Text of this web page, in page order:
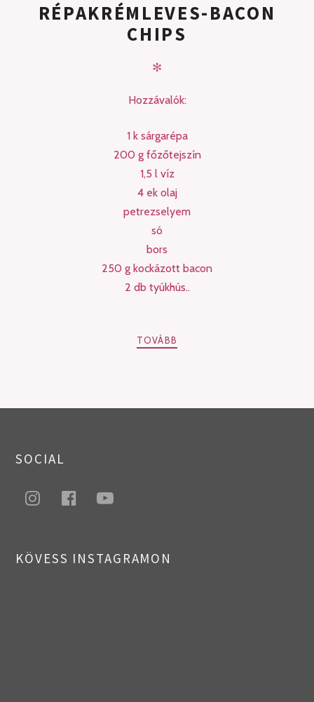
RÉPAKRÉMLEVES-BACON
CHIPS
✻
Hozzávalók:
1 k sárgarépa
200 g főzőtejszín
1,5 l víz
4 ek olaj
petrezselyem
só
bors
250 g kockázott bacon
2 db tyúkhús..
TOVÁBB
NAVIGATION
SOCIAL
instagram
facebookyoutube
KÖVESS INSTAGRAMON